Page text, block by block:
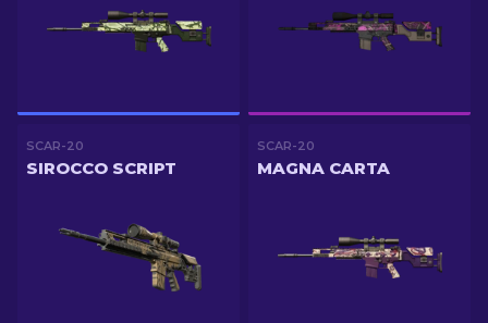
SCAR-20
SIROCCO SCRIPT
SCAR-20
MAGNA CARTA